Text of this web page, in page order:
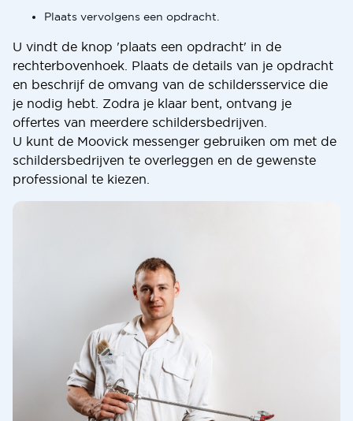
Plaats vervolgens een opdracht.
U vindt de knop 'plaats een opdracht' in de
rechterbovenhoek. Plaats de details van je opdracht
en beschrijf de omvang van de schildersservice die
je nodig hebt. Zodra je klaar bent, ontvang je
offertes van meerdere schildersbedrijven.
U kunt de Moovick messenger gebruiken om met de
schildersbedrijven te overleggen en de gewenste
professional te kiezen.